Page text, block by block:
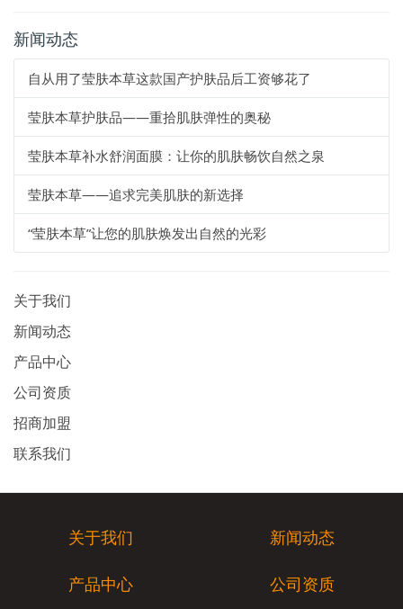
新闻动态
自从用了莹肤本草这款国产护肤品后工资够花了
莹肤本草护肤品——重拾肌肤弹性的奥秘
莹肤本草补水舒润面膜：让你的肌肤畅饮自然之泉
莹肤本草——追求完美肌肤的新选择
“莹肤本草”让您的肌肤焕发出自然的光彩
关于我们
新闻动态
产品中心
公司资质
招商加盟
联系我们
关于我们 新闻动态
产品中心 公司资质